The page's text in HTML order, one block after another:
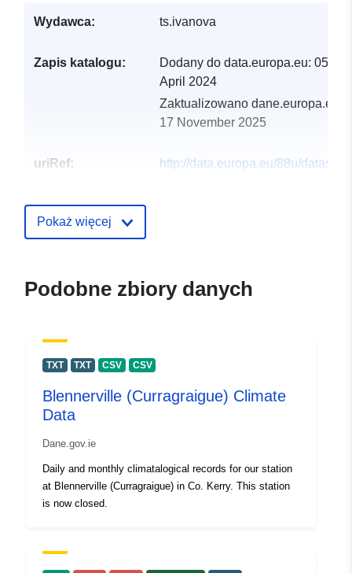
Wydawca: ts.ivanova
Zapis katalogu: Dodany do data.europa.eu: 05
April 2024
Zaktualizowano dane.europa.eu:
17 November 2025
uriRef: http://data.europa.eu/88u/dataset/
Pokaż więcej
Podobne zbiory danych
TXT TXT CSV CSV
Blennerville (Curragraigue) Climate
Data
Dane.gov.ie
Daily and monthly climatalogical records for our station
at Blennerville (Curragraigue) in Co. Kerry. This station
is now closed.